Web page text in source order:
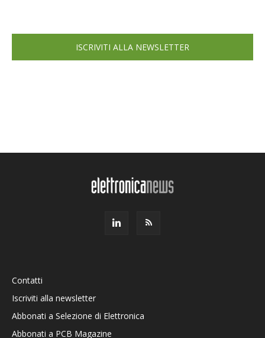
ISCRIVITI ALLA NEWSLETTER
Contatti
Iscriviti alla newsletter
Abbonati a Selezione di Elettronica
Abbonati a PCB Magazine